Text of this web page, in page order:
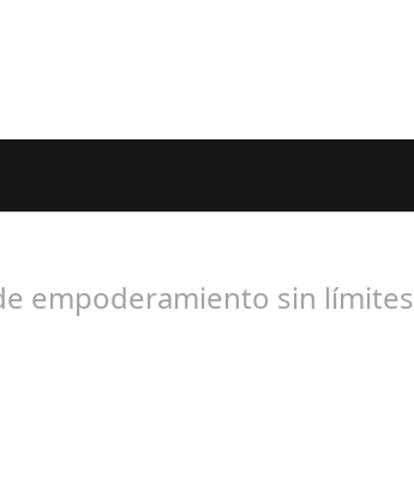
empoderamiento sin límites